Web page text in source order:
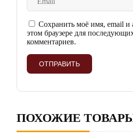
Сохранить моё имя, email и
этом браузере для
комментариев.
ПОХОЖИЕ